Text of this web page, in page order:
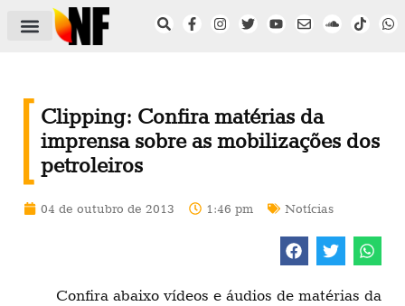
Clipping: Confira matérias da
imprensa sobre as mobilizações dos
petroleiros
04 de outubro de 2013 1:46 pm Notícias
Confira abaixo vídeos e áudios de matérias da